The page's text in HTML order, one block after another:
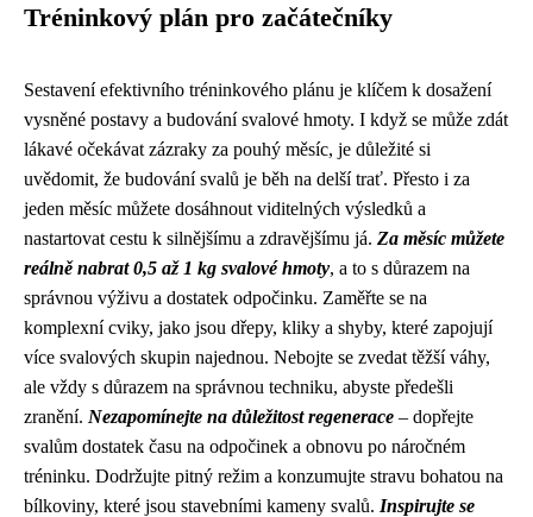
Tréninkový plán pro začátečníky
Sestavení efektivního tréninkového plánu je klíčem k dosažení
vysněné postavy a budování svalové hmoty. I když se může zdát
lákavé očekávat zázraky za pouhý měsíc, je důležité si
uvědomit, že budování svalů je běh na delší trať. Přesto i za
jeden měsíc můžete dosáhnout viditelných výsledků a
nastartovat cestu k silnějšímu a zdravějšímu já. Za měsíc můžete
reálně nabrat 0,5 až 1 kg svalové hmoty, a to s důrazem na
správnou výživu a dostatek odpočinku. Zaměřte se na
komplexní cviky, jako jsou dřepy, kliky a shyby, které zapojují
více svalových skupin najednou. Nebojte se zvedat těžší váhy,
ale vždy s důrazem na správnou techniku, abyste předešli
zranění. Nezapomínejte na důležitost regenerace – dopřejte
svalům dostatek času na odpočinek a obnovu po náročném
tréninku. Dodržujte pitný režim a konzumujte stravu bohatou na
bílkoviny, které jsou stavebními kameny svalů. Inspirujte se